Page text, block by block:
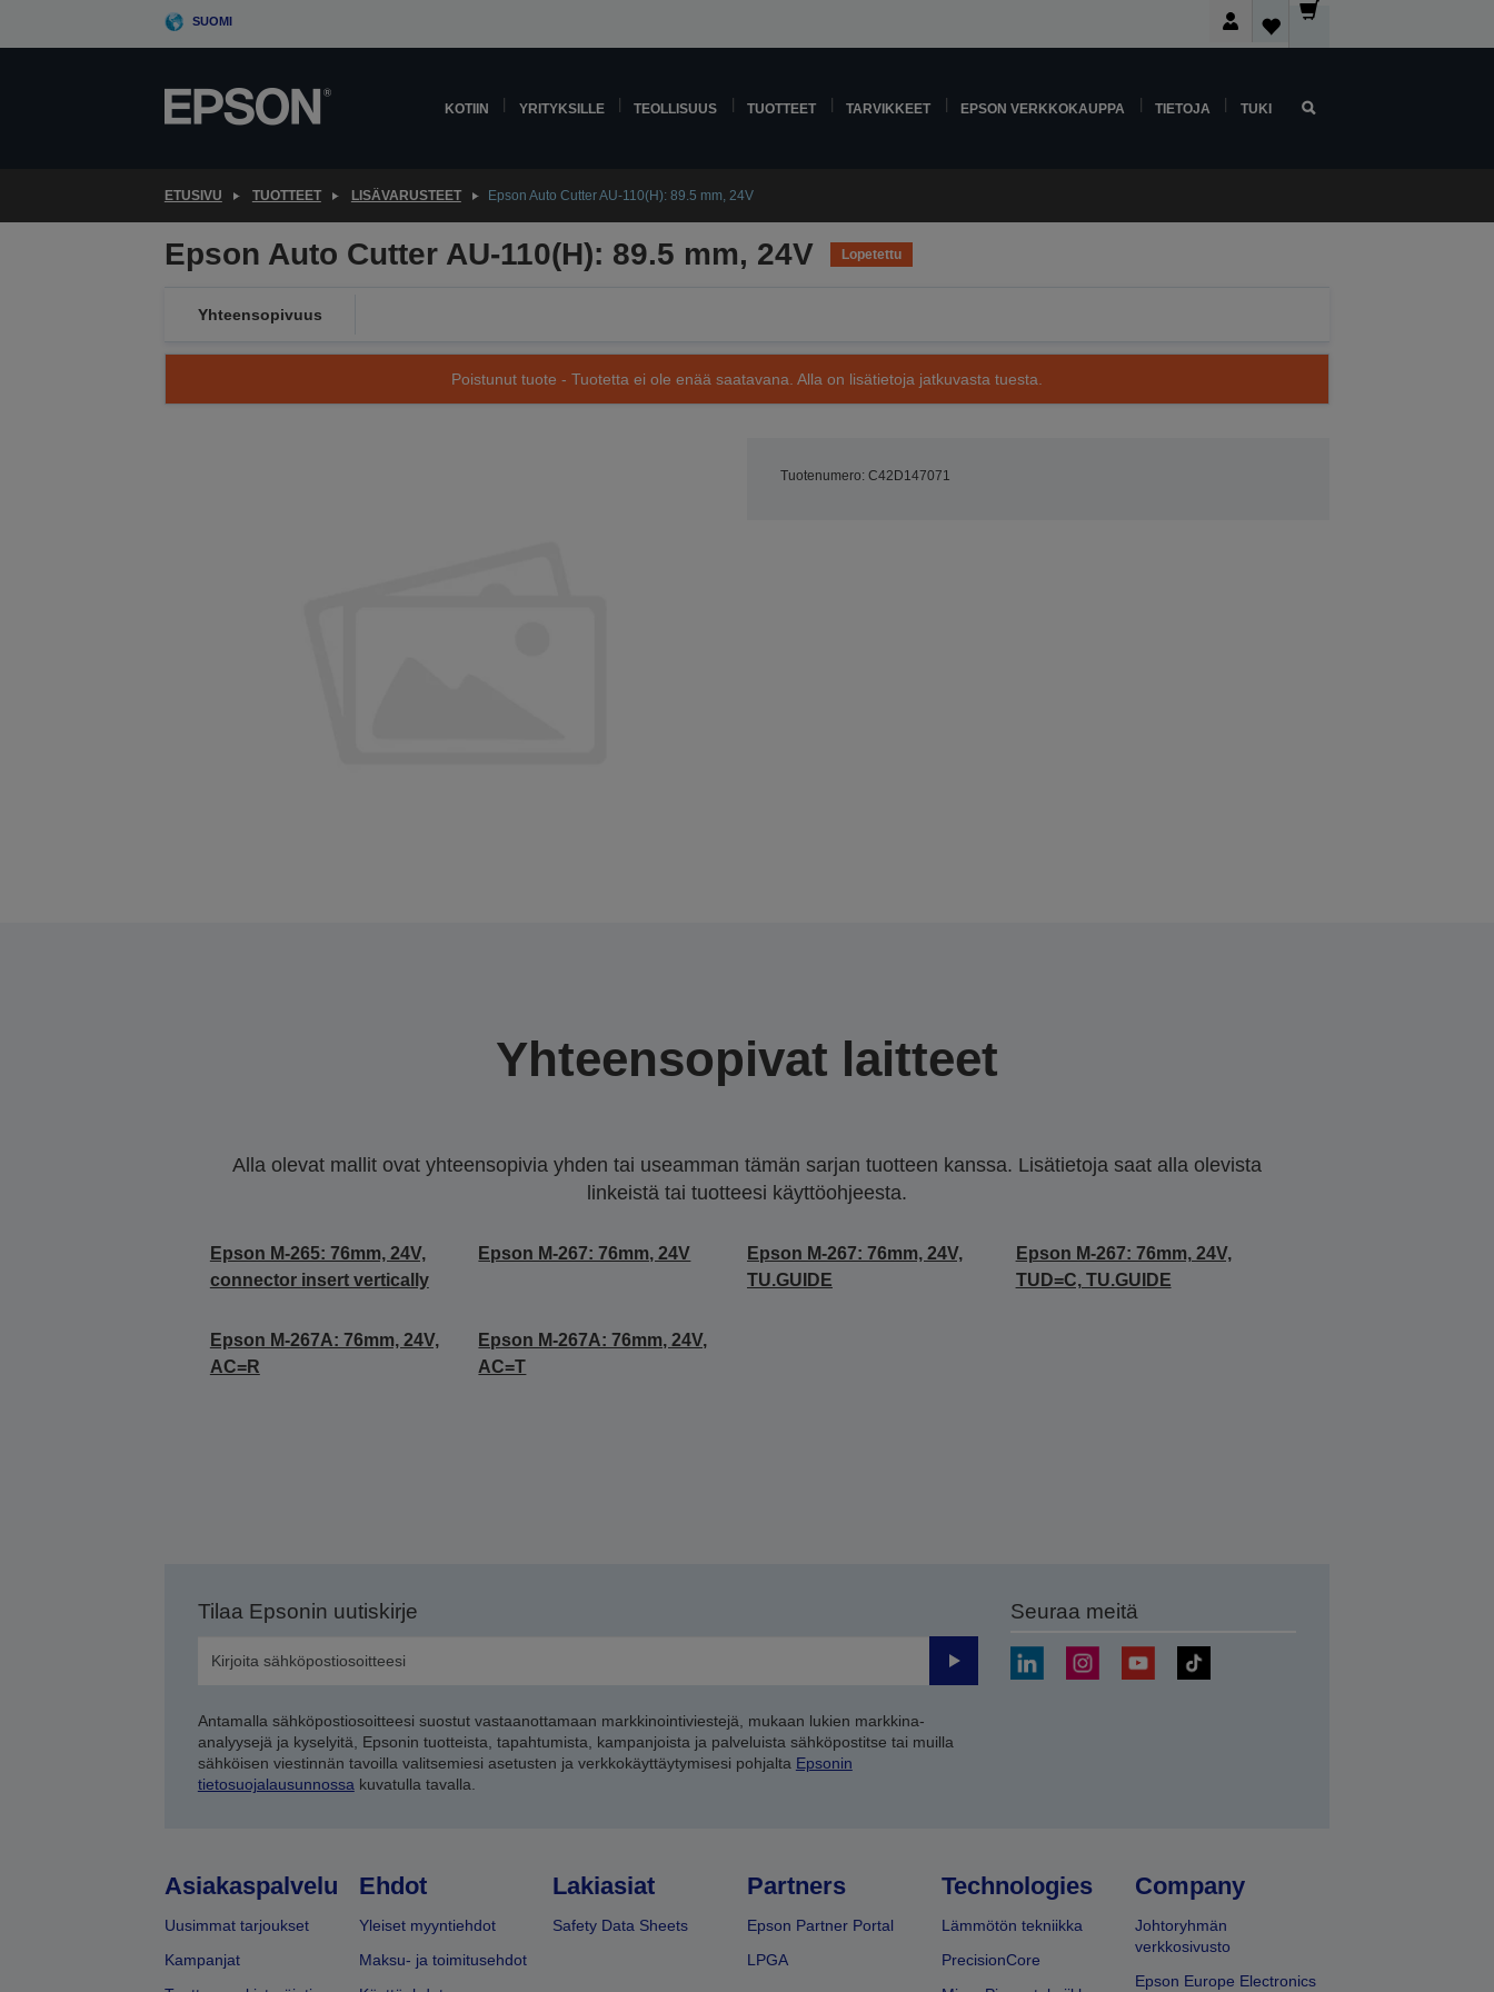
SUOMI
KOTIIN YRITYKSILLE TEOLLISUUS TUOTTEET TARVIKKEET EPSON VERKKOKAUPPA TIETOJA TUKI
ETUSIVU TUOTTEET LISÄVARUSTEET Epson Auto Cutter AU-110(H): 89.5 mm, 24V
Epson Auto Cutter AU-110(H): 89.5 mm, 24V Lopetettu
Yhteensopivuus
Poistunut tuote - Tuotetta ei ole enää saatavana. Alla on lisätietoja jatkuvasta tuesta.
Tuotenumero: C42D147071
Yhteensopivat laitteet
Alla olevat mallit ovat yhteensopivia yhden tai useamman tämän sarjan tuotteen kanssa. Lisätietoja saat alla olevista
linkeistä tai tuotteesi käyttöohjeesta.
Epson M-265: 76mm, 24V,
connector insert vertically
Epson M-267: 76mm, 24V
Epson M-267: 76mm, 24V,
TU.GUIDE
Epson M-267: 76mm, 24V,
TUD=C, TU.GUIDE
Epson M-267A: 76mm, 24V,
AC=R
Epson M-267A: 76mm, 24V,
AC=T
Tilaa Epsonin uutiskirje
Lähetä
Antamalla sähköpostiosoitteesi suostut vastaanottamaan markkinointiviestejä, mukaan lukien markkina-
analyysejä ja kyselyitä, Epsonin tuotteista, tapahtumista, kampanjoista ja palveluista sähköpostitse tai muilla
sähköisen viestinnän tavoilla valitsemiesi asetusten ja verkkokäyttäytymisesi pohjalta Epsonin
tietosuojalausunnossa kuvatulla tavalla.
Seuraa meitä
Asiakaspalvelu
Uusimmat tarjoukset
Kampanjat
Ehdot
Yleiset myyntiehdot
Maksu- ja toimitusehdot
Lakiasiat
Safety Data Sheets
Partners
Epson Partner Portal
LPGA
Technologies
Lämmötön tekniikka
PrecisionCore
Company
Johtoryhmän
verkkosivusto
Epson Europe Electronics